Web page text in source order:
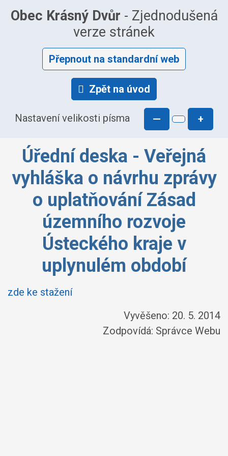
Obec Krásný Dvůr - Zjednodušená
verze stránek
Přepnout na standardní web
Zpět na úvod
Nastavení velikosti písma — +
Úřední deska - Veřejná
vyhláška o návrhu zprávy
o uplatňování Zásad
územního rozvoje
Ústeckého kraje v
uplynulém období
zde ke stažení
Vyvěšeno: 20. 5. 2014
Zodpovídá: Správce Webu